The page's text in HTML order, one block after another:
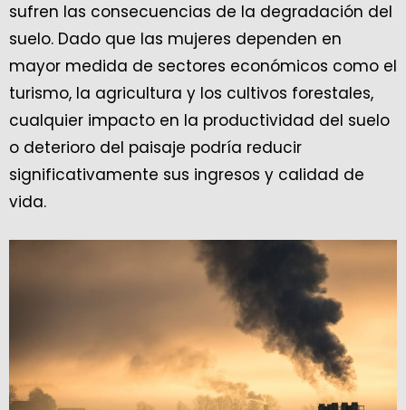
sufren las consecuencias de la degradación del
suelo. Dado que las mujeres dependen en
mayor medida de sectores económicos como el
turismo, la agricultura y los cultivos forestales,
cualquier impacto en la productividad del suelo
o deterioro del paisaje podría reducir
significativamente sus ingresos y calidad de
vida.